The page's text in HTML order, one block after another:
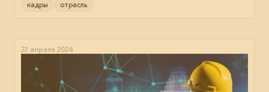
кадры отрасль
27 апреля 2024